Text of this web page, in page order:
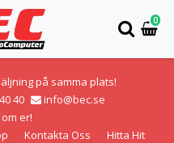
0
på samma plats!
40
info@bec.se
er!
Kontakta Oss Hitta Hit